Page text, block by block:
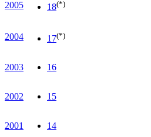
2005 18(*)
2004 17(*)
2003 16
2002 15
2001 14